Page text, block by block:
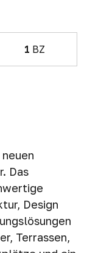
1 BZ
Das
Design
Terrassen,